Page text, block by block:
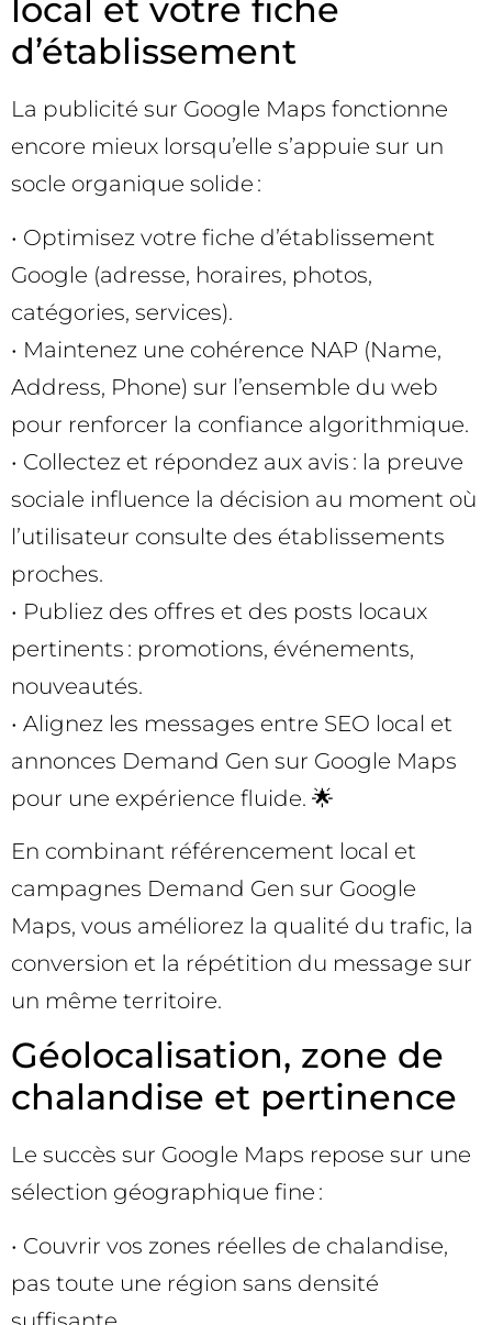
local et votre fiche
d’établissement
La publicité sur Google Maps fonctionne
encore mieux lorsqu’elle s’appuie sur un
socle organique solide :
• Optimisez votre fiche d’établissement
Google (adresse, horaires, photos,
catégories, services).
• Maintenez une cohérence NAP (Name,
Address, Phone) sur l’ensemble du web
pour renforcer la confiance algorithmique.
• Collectez et répondez aux avis : la preuve
sociale influence la décision au moment où
l’utilisateur consulte des établissements
proches.
• Publiez des offres et des posts locaux
pertinents : promotions, événements,
nouveautés.
• Alignez les messages entre SEO local et
annonces Demand Gen sur Google Maps
pour une expérience fluide. 🌟
En combinant référencement local et
campagnes Demand Gen sur Google
Maps, vous améliorez la qualité du trafic, la
conversion et la répétition du message sur
un même territoire.
Géolocalisation, zone de
chalandise et pertinence
Le succès sur Google Maps repose sur une
sélection géographique fine :
• Couvrir vos zones réelles de chalandise,
pas toute une région sans densité